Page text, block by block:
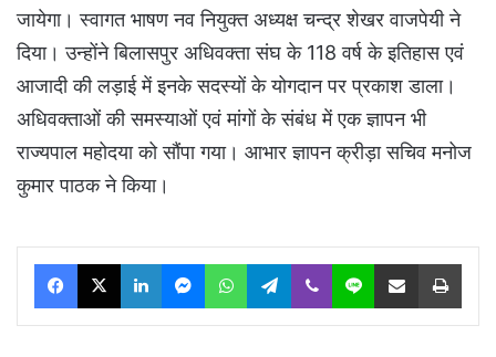
जायेगा। स्वागत भाषण नव नियुक्त अध्यक्ष चन्द्र शेखर वाजपेयी ने
दिया। उन्होंने बिलासपुर अधिवक्ता संघ के 118 वर्ष के इतिहास एवं
आजादी की लड़ाई में इनके सदस्यों के योगदान पर प्रकाश डाला।
अधिवक्ताओं की समस्याओं एवं मांगों के संबंध में एक ज्ञापन भी
राज्यपाल महोदया को सौंपा गया। आभार ज्ञापन क्रीड़ा सचिव मनोज
कुमार पाठक ने किया।
Facebook
X LinkedInMessengerWhatsAppTelegram
Viber Line Share via Email Print